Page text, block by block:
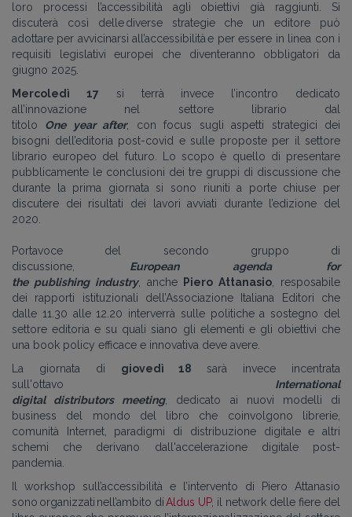
loro processi l’accessibilità
agli obiettivi già raggiunti.
Si
discuterà così dellediverse strategie che un editore può
adottare per avvicinarsi all’accessibilitàe per essere in linea con i
requisiti legislativi europei che diventeranno obbligatori da
giugno 2025.
Mercoledì 17
si terrà invece l’incontro
dedicato
all’innovazione
nel settore librario
dal
titolo
One year after, con focus
sugli aspetti strategici dei
bisogni dell’editoria post-covid e sulle proposte per il settore
librario europeo del futuro.
Lo scopo è quello di presentare
pubblicamente le conclusioni dei tre gruppi di discussione che
durante la prima giornata si sono riuniti a porte chiuse per
discutere dei risultati
dei lavori avviati durante l’edizione
del
2020.
Portavoce del
secondo gruppo di
discussione, Europeanagenda for
the publishing industry, anche Piero Attanasio , resposabile
dei rapporti istituzionali dell’Associazione Italiana Editori
che
dalle 11.30 alle 12.20 interverrà sulle politiche a sostegno del
settore editoria e su quali siano gli elementi e gli obiettivi che
una book policy efficace e innovativa deve avere.
La giornata di giovedì 18 sarà invece incentrata
sull'ottavo International
digital distributorsmeeting, dedicato ai nuovi modelli di
business del mondo del libro che coinvolgono
librerie,
comunità Internet, paradigmi di distribuzione digitale e altri
schemi che derivano dall'accelerazione digitale post-
pandemia.
Il workshop sull’accessibilità e l’intervento di Piero Attanasio
sono organizzati nell’ambito diAldus UP, il network delle fiere del